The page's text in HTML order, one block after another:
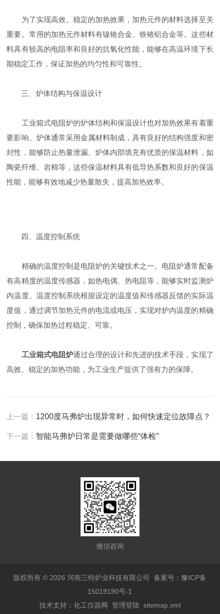
为了实现高效、稳定的加热效果，加热元件的材料选择至关
重要。常用的加热元件材料有镍铬合金、铁铬铝合金等。这些材
料具有较高的电阻率和良好的抗氧化性能，能够在高温环境下长
期稳定工作，保证加热的均匀性和可靠性。
三、炉体结构与保温设计
工业箱式电阻炉的炉体结构和保温设计也对加热效果有着重
要影响。炉体通常采用金属材料制成，具有良好的结构强度和密
封性，能够防止热量泄漏。炉体内部填充有优质的保温材料，如
陶瓷纤维、岩棉等，这些保温材料具有低导热系数和良好的保温
性能，能够有效地减少热量散失，提高加热效率。
四、温度控制系统
精确的温度控制是电阻炉的关键技术之一。电阻炉通常配备
有高精度的温度传感器，如热电偶、热电阻等，能够实时监测炉
内温度。温度控制系统根据设定的温度值和传感器反馈的实际温
度值，通过调节加热元件的电流或电压，实现对炉内温度的精确
控制，确保加热过程稳定、可靠。
工业箱式电阻炉通过合理的设计和先进的技术手段，实现了
高效、稳定的加热功能，为工业生产提供了强有力的保障。
上一篇： 1200度马弗炉出现异常时，如何快速定位故障点？
下一篇： 智能马弗炉日常是需要做哪些“体检”
微信咨询
版权所有 © 2026 河南三特炉业科技有限公司备案号：豫ICP备
15019190号-1
技术支持： 化工仪器网 管理登陆 sitemap.xml